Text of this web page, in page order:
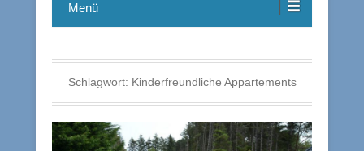
Menü
Schlagwort: Kinderfreundliche Appartements